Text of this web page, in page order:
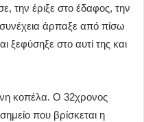
την έριξε στο έδαφος, την
άρπαξε από πίσω
ξεφύσηξε στο αυτί της και
κοπέλα. Ο 32χρονος
που βρίσκεται η